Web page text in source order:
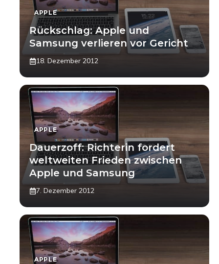
APPLE
Rückschlag: Apple und
Samsung verlieren vor Gericht
18. Dezember 2012
APPLE
Dauerzoff: Richterin fordert
weltweiten Frieden zwischen
Apple und Samsung
7. Dezember 2012
APPLE